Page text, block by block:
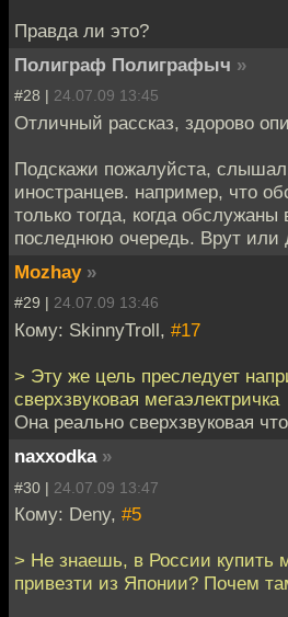
Правда ли это?
Полиграф Полиграфыч »
#28 | 24.07.09 13:45
Отличный рассказ, здорово
Подскажи пожалуйста,
иностранцев. например, что
только тогда, когда
последнюю очередь. Врут или
Mozhay »
#29 | 24.07.09 13:46
Кому: SkinnyTroll, #17
> Эту же цель преследует
сверхзвуковая мегаэлектричка
Она реально сверхзвуковая
naxxodka »
#30 | 24.07.09 13:47
Кому: Deny, #5
> Не знаешь, в России
привезти из Японии? Почем